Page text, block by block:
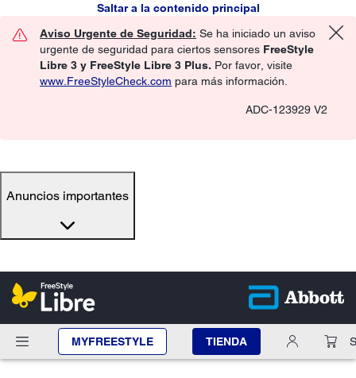
Saltar a la contenido principal
Aviso Urgente de Seguridad: Se ha iniciado un aviso
urgente de seguridad para ciertos sensores FreeStyle
Libre 3 y FreeStyle Libre 3 Plus. Por favor, visite
www.FreeStyleCheck.com para más información.
ADC-123929 V2
Anuncios importantes
MYFREESTYLE TIENDA